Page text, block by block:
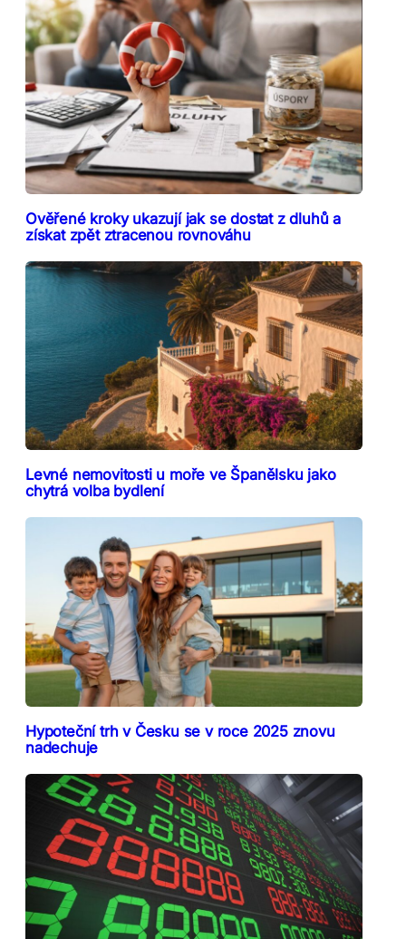
Ověřené kroky ukazují jak se dostat z dluhů a
získat zpět ztracenou rovnováhu
Levné nemovitosti u moře ve Španělsku jako
chytrá volba bydlení
Hypoteční trh v Česku se v roce 2025 znovu
nadechuje